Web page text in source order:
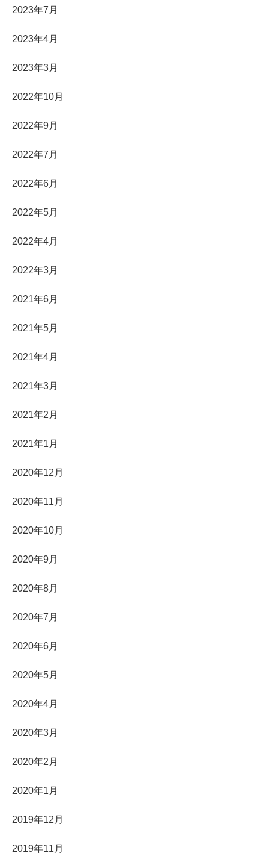
2023年7月
2023年4月
2023年3月
2022年10月
2022年9月
2022年7月
2022年6月
2022年5月
2022年4月
2022年3月
2021年6月
2021年5月
2021年4月
2021年3月
2021年2月
2021年1月
2020年12月
2020年11月
2020年10月
2020年9月
2020年8月
2020年7月
2020年6月
2020年5月
2020年4月
2020年3月
2020年2月
2020年1月
2019年12月
2019年11月